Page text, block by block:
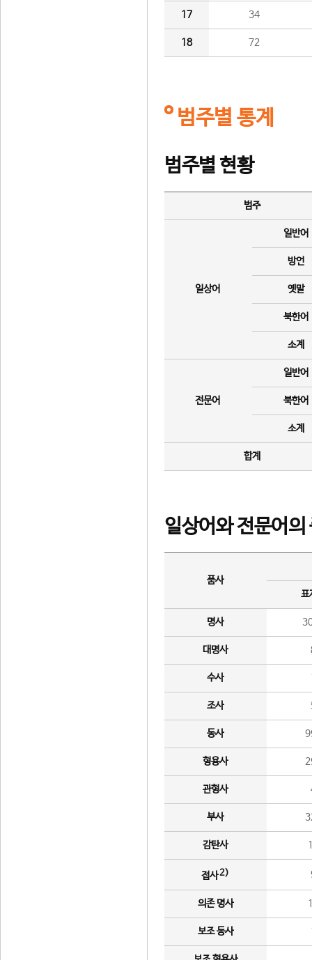
17 34
18 72
범주별 통계
범주별 현황
범주
일상어
일반어
방언
옛말
북한어
소계
전문어
일반어
북한어
소계
합계
일상어와 전문어의
품사
표
명사
대명사
수사
조사
동사
형용사
관형사
부사
감탄사
접사2)
의존 명사
보조 동사